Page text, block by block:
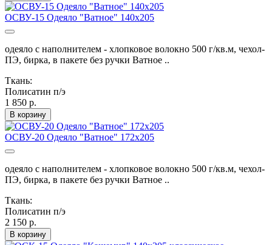
ОСВУ-15 Одеяло "Ватное" 140х205
одеяло с наполнителем - хлопковое волокно 500 г/кв.м, чехол-
ПЭ, бирка, в пакете без ручки Ватное ..
Ткань:
Полисатин п/э
1 850 р.
В корзину
ОСВУ-20 Одеяло "Ватное" 172х205
одеяло с наполнителем - хлопковое волокно 500 г/кв.м, чехол-
ПЭ, бирка, в пакете без ручки Ватное ..
Ткань:
Полисатин п/э
2 150 р.
В корзину